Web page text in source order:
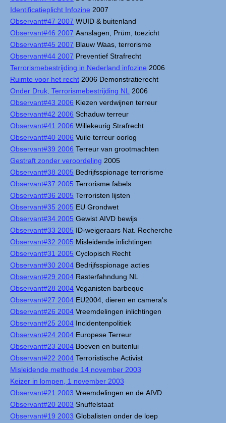
Identificatieplicht Infozine 2007
Observant#47 2007 WUID & buitenland
Observant#46 2007 Aanslagen, Prüm, toezicht
Observant#45 2007 Blauw Waas, terrorisme
Observant#44 2007 Preventief Strafrecht
Terrorismebestrijding in Nederland infozine 2006
Ruimte voor het recht 2006 Demonstratierecht
Onder Druk, Terrorismebestrijding NL
2006
Observant#43 2006 Kiezen verdwijnen terreur
Observant#42 2006 Schaduw terreur
Observant#41 2006 Willekeurig Strafrecht
Observant#40 2006 Vuile terreur oorlog
Observant#39 2006 Terreur van grootmachten
Gestraft zonder veroordeling 2005
Observant#38 2005 Bedrijfsspionage terrorisme
Observant#37 2005 Terrorisme fabels
Observant#36 2005 Terroristen lijsten
Observant#35 2005 EU Grondwet
Observant#34 2005 Gewist AIVD bewijs
Observant#33 2005 ID-weigeraars Nat. Recherche
Observant#32 2005 Misleidende inlichtingen
Observant#31 2005 Cyclopisch Recht
Observant#30 2004 Bedrijfsspionage acties
Observant#29 2004 Rasterfahndung NL
Observant#28 2004 Veganisten barbeque
Observant#27 2004 EU2004, dieren en camera's
Observant#26 2004 Vreemdelingen inlichtingen
Observant#25 2004 Incidentenpolitiek
Observant#24 2004 Europese Terreur
Observant#23 2004 Boeven en buitenlui
Observant#22 2004 Terroristische Activist
Misleidende methode 14 november 2003
Keizer in lompen, 1 november 2003
Observant#21 2003 Vreemdelingen en de AIVD
Observant#20 2003 Snuffelstaat
Observant#19 2003 Globalisten onder de loep